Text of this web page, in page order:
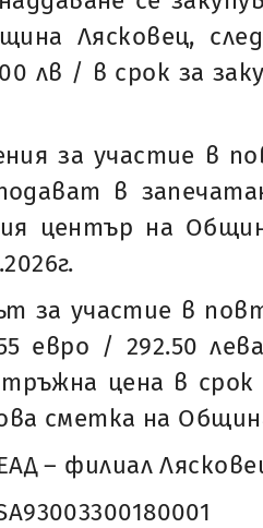
Лясковец,
лв / в срок за
за участие в
в
център на
за участие в
евро / 292.50
цена в срок
сметка на
– филиал